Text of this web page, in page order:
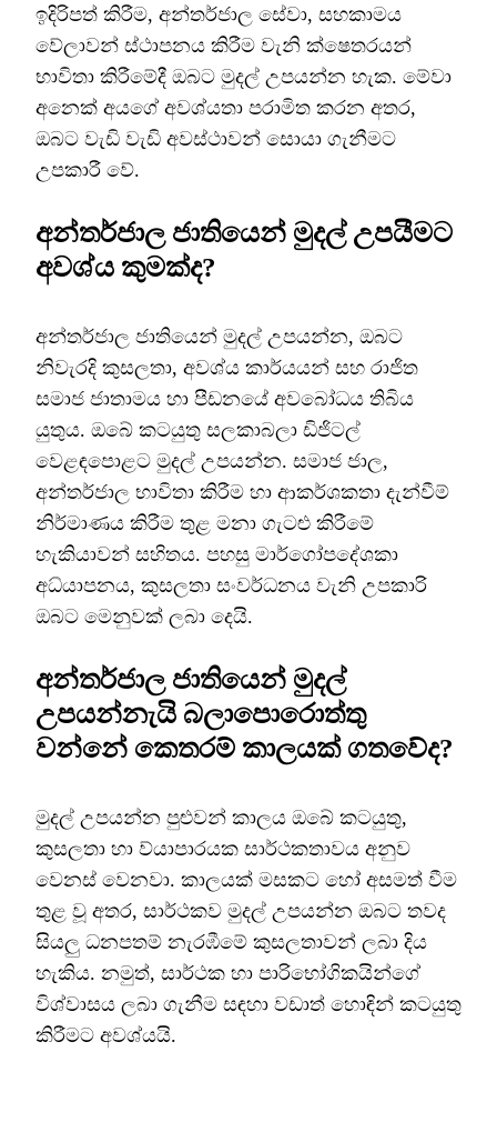
ඉදිරිපත් කිරීම, අන්තර්ජාල සේවා, සහකාමය
වේලාවන් ස්ථාපනය කිරීම වැනි ක්ෂෙතරයන්
භාවිතා කිරීමේදී ඔබට මුදල් උපයන්න හැක. මේවා
අනෙක් අයගේ අවශ්යතා පරාමිත කරන අතර,
ඔබට වැඩි වැඩි අවස්ථාවන් සොයා ගැනීමට
උපකාරී වේ.
අන්තර්ජාල ජාතියෙන් මුදල් උපයීමට
අවශ්ය කුමක්ද?
අන්තර්ජාල ජාතියෙන් මුදල් උපයන්න, ඔබට
නිවැරදි කුසලතා, අවශ්ය කාර්යයන් සහ රාජිත
සමාජ ජාතාමය හා පීඩනයේ අවබෝධය තිබිය
යුතුය. ඔබේ කටයුතු සලකාබලා ඩිජිටල්
වෙළඳපොළට මුදල් උපයන්න. සමාජ ජාල,
අන්තර්ජාල භාවිතා කිරීම හා ආකර්ශකතා දැන්වීම්
නිර්මාණය කිරීම තුළ මනා ගැටළු කිරීමේ
හැකියාවන් සහිතය. පහසු මාර්ගෝපදේශකා
අධ්යාපනය, කුසලතා සංවර්ධනය වැනි උපකාරි
ඔබට මෙනුවක් ලබා දෙයි.
අන්තර්ජාල ජාතියෙන් මුදල්
උපයන්නැයි බලාපොරොත්තු
වන්නේ කෙතරම් කාලයක් ගතවේද?
මුදල් උපයන්න පුළුවන් කාලය ඔබේ කටයුතු,
කුසලතා හා ව්යාපාරයක සාර්ථකතාවය අනුව
වෙනස් වෙනවා. කාලයක් මසකට හෝ අසමත් වීම
තුළ වූ අතර, සාර්ථකව මුදල් උපයන්න ඔබට තවද
සියලු ධනපතම් නැරඹීමේ කුසලතාවන් ලබා දිය
හැකිය. නමුත්, සාර්ථක හා පාරිභෝගිකයින්ගේ
විශ්වාසය ලබා ගැනීම සඳහා වඩාත් හොඳින් කටයුතු
කිරීමට අවශ්යයි.